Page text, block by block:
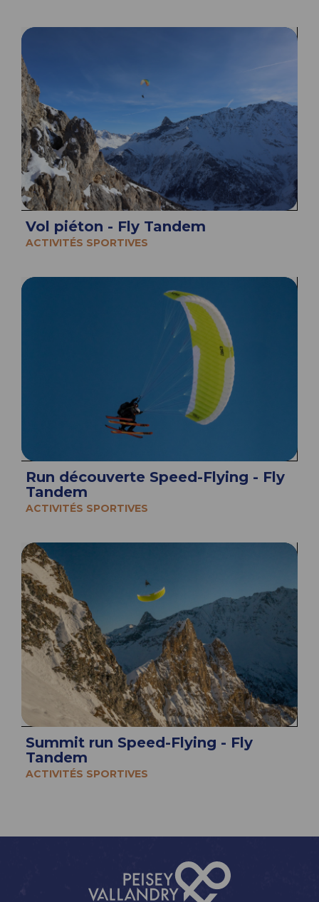
Vol piéton - Fly Tandem
ACTIVITÉS SPORTIVES
Run découverte Speed-Flying - Fly
Tandem
ACTIVITÉS SPORTIVES
Summit run Speed-Flying - Fly
Tandem
ACTIVITÉS SPORTIVES